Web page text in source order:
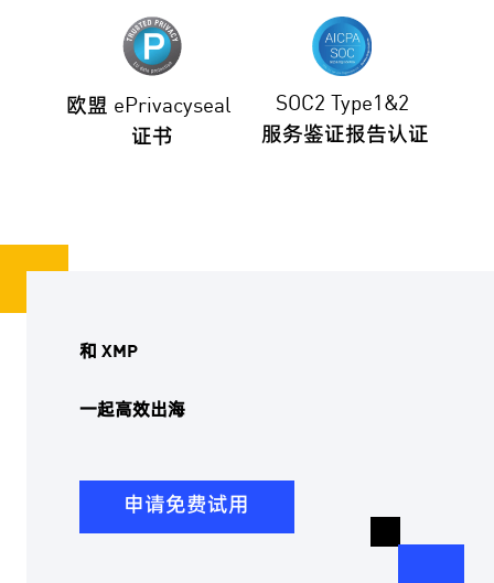
欧盟 ePrivacyseal
证书
SOC2 Type1&2
服务鉴证报告认证
和 XMP
一起高效出海
申请免费试用